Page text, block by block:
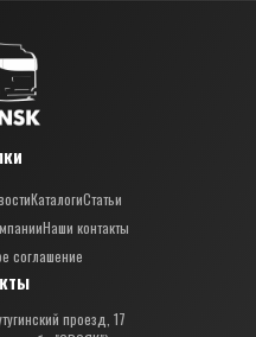
КаталогиСтатьи
Наши контакты
соглашение
проезд, 17